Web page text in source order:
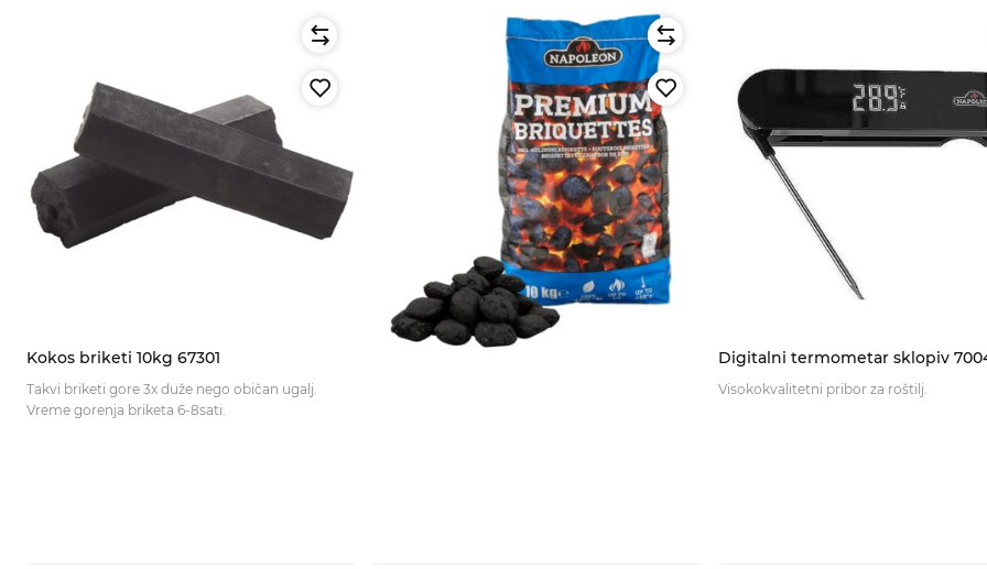
Kokos briketi 10kg 67301
Takvi briketi gore 3x duže nego običan ugalj.
Vreme gorenja briketa 6-8sati.
Digitalni termometar sklopiv
Visokokvalitetni pribor za roštilj.